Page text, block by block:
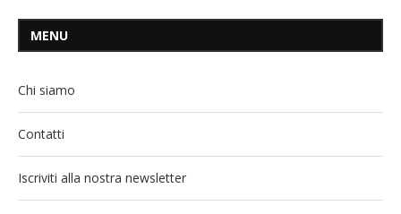
MENU
Chi siamo
Contatti
Iscriviti alla nostra newsletter